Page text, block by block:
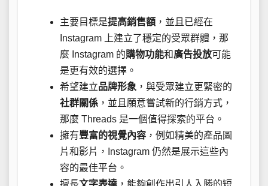
主要目標是提高銷售額 ，並且已經在
Instagram 上建立了穩定的受眾群體，那
麼 Instagram 的購物功能和廣告投放可能
是更有效的選擇。
希望建立品牌形象 ，與受眾建立更緊密的
社群關係 ，並且願意嘗試新的行銷方式，
那麼 Threads 是一個值得探索的平台。
擁有豐富的視覺內容 ，例如精美的產品圖
片和影片，Instagram 仍然是展示這些內
容的最佳平台。